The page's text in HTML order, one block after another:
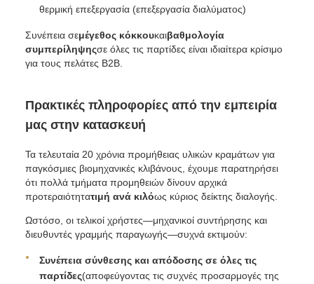
θερμική επεξεργασία (επεξεργασία διαλύματος)
Συνέπεια σεμέγεθος κόκκουκαιβαθμολογία
συμπερίληψηςσε όλες τις παρτίδες είναι ιδιαίτερα κρίσιμο
για τους πελάτες B2B.
Πρακτικές πληροφορίες από την εμπειρία
μας στην κατασκευή
Τα τελευταία 20 χρόνια προμήθειας υλικών κραμάτων για
παγκόσμιες βιομηχανικές κλιβάνους, έχουμε παρατηρήσει
ότι πολλά τμήματα προμηθειών δίνουν αρχικά
προτεραιότητατιμή ανά κιλόως κύριος δείκτης διαλογής.
Ωστόσο, οι τελικοί χρήστες—μηχανικοί συντήρησης και
διευθυντές γραμμής παραγωγής—συχνά εκτιμούν:
Συνέπεια σύνθεσης και απόδοσης σε όλες τις
παρτίδες(αποφεύγοντας τις συχνές προσαρμογές της